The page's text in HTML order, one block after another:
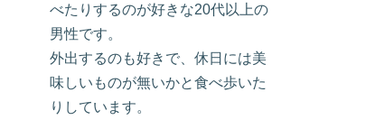
べたりするのが好きな20代以上の
男性です。
外出するのも好きで、休日には美
味しいものが無いかと食べ歩いた
りしています。